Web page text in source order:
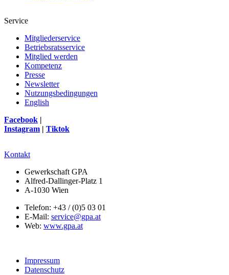
Service
Mitgliederservice
Betriebsratsservice
Mitglied werden
Kompetenz
Presse
Newsletter
Nutzungsbedingungen
English
Facebook |
Instagram | Tiktok
Kontakt
Gewerkschaft GPA
Alfred-Dallinger-Platz 1
A-1030 Wien
Telefon: +43 / (0)5 03 01
E-Mail: service@gpa.at
Web: www.gpa.at
Impressum
Datenschutz